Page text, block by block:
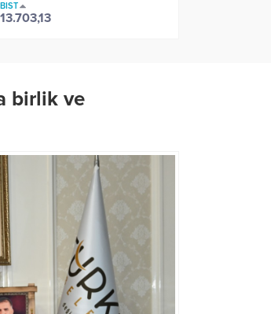
BIST
13.703,13
birlik ve
Dulkadiroğlu
Mesaisi
Büyükşehir’den LGS Günü
Öğrenci ve Velilere Tam